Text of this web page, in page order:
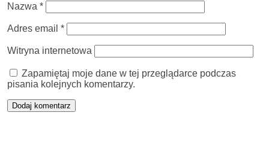
Nazwa *
Adres email *
Witryna internetowa
Zapamiętaj moje dane w tej przeglądarce podczas
pisania kolejnych komentarzy.